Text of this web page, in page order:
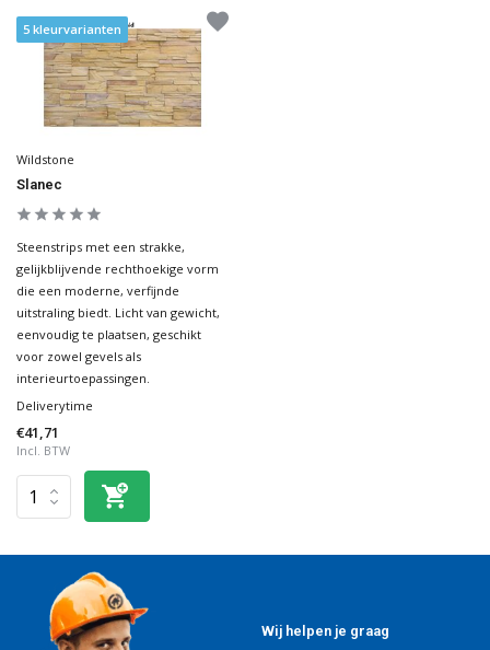
5 kleurvarianten
Wildstone
Slanec
Steenstrips met een strakke,
gelijkblijvende rechthoekige vorm
die een moderne, verfijnde
uitstraling biedt. Licht van gewicht,
eenvoudig te plaatsen, geschikt
voor zowel gevels als
interieurtoepassingen.
Deliverytime
€41,71
Incl. BTW
Wij helpen je graag